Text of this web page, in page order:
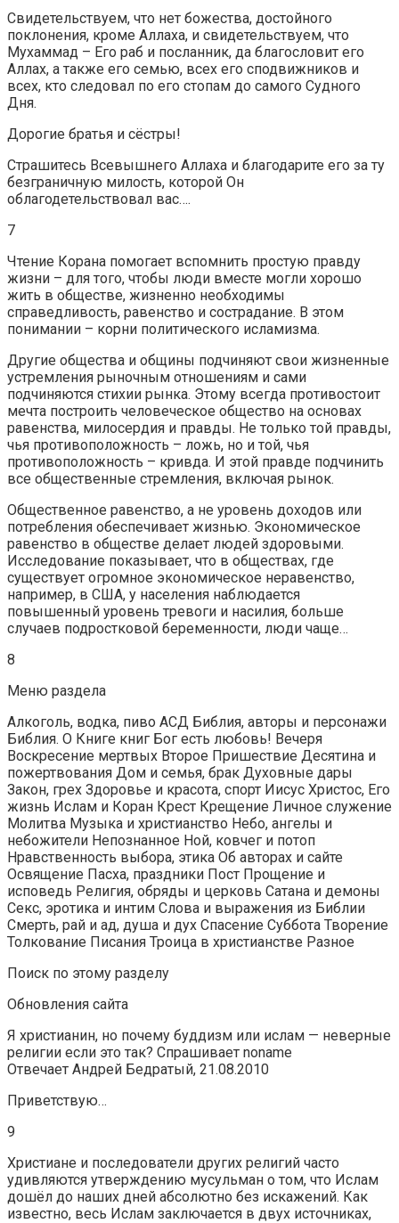
Свидетельствуем, что нет божества, достойного
поклонения, кроме Аллаха, и свидетельствуем, что
Мухаммад – Его раб и посланник, да благословит его
Аллах, а также его семью, всех его сподвижников и
всех, кто следовал по его стопам до самого Судного
Дня.
Дорогие братья и сёстры!
Страшитесь Всевышнего Аллаха и благодарите его за ту
безграничную милость, которой Он
облагодетельствовал вас….
7
Чтение Корана помогает вспомнить простую правду
жизни – для того, чтобы люди вместе могли хорошо
жить в обществе, жизненно необходимы
справедливость, равенство и сострадание. В этом
понимании – корни политического исламизма.
Другие общества и общины подчиняют свои жизненные
устремления рыночным отношениям и сами
подчиняются стихии рынка. Этому всегда противостоит
мечта построить человеческое общество на основах
равенства, милосердия и правды. Не только той правды,
чья противоположность – ложь, но и той, чья
противоположность – кривда. И этой правде подчинить
все общественные стремления, включая рынок.
Общественное равенство, а не уровень доходов или
потребления обеспечивает жизнью. Экономическое
равенство в обществе делает людей здоровыми.
Исследование показывает, что в обществах, где
существует огромное экономическое неравенство,
например, в США, у населения наблюдается
повышенный уровень тревоги и насилия, больше
случаев подростковой беременности, люди чаще…
8
Меню раздела
Алкоголь, водка, пиво АСД Библия, авторы и персонажи
Библия. О Книге книг Бог есть любовь! Вечеря
Воскресение мертвых Второе Пришествие Десятина и
пожертвования Дом и семья, брак Духовные дары
Закон, грех Здоровье и красота, спорт Иисус Христос, Его
жизнь Ислам и Коран Крест Крещение Личное служение
Молитва Музыка и христианство Небо, ангелы и
небожители Непознанное Ной, ковчег и потоп
Нравственность выбора, этика Об авторах и сайте
Освящение Пасха, праздники Пост Прощение и
исповедь Религия, обряды и церковь Сатана и демоны
Секс, эротика и интим Слова и выражения из Библии
Смерть, рай и ад, душа и дух Спасение Суббота Творение
Толкование Писания Троица в христианстве Разное
Поиск по этому разделу
Обновления сайта
Я христианин, но почему буддизм или ислам — неверные
религии если это так? Спрашивает noname
Отвечает Андрей Бедратый, 21.08.2010
Приветствую…
9
Христиане и последователи других религий часто
удивляются утверждению мусульман о том, что Ислам
дошёл до наших дней абсолютно без искажений. Как
известно, весь Ислам заключается в двух источниках,